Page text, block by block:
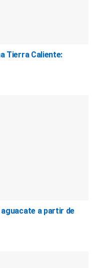
Tierra Caliente:
aguacate a partir de